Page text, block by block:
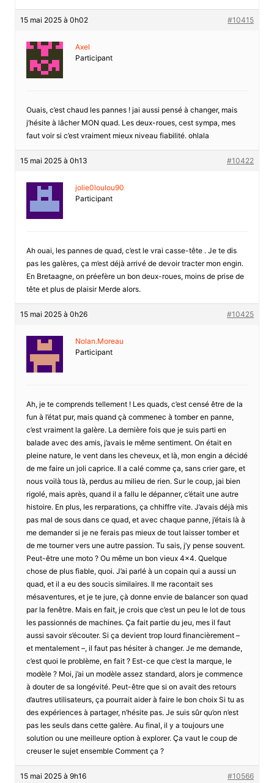
15 mai 2025 à 0h02 #10415
Axel
Participant
Ouais, c’est chaud les pannes ! jai aussi pensé à changer, mais
j’hésite à lâcher MON quad. Les deux-roues, cest sympa, mes
faut voir si c’est vraiment mieux niveau fiabilité. ohlala
15 mai 2025 à 0h13 #10422
jolie0loulou90
Participant
Ah ouai, les pannes de quad, c’est le vrai casse-tête . Je te dis
pas les galères, ça m’est déjà arrivé de devoir tracter mon engin.
En Bretaagne, on préefère un bon deux-roues, moins de prise de
tête et plus de plaisir Merde alors.
15 mai 2025 à 0h26 #10425
Nolan.Moreau
Participant
Ah, je te comprends tellement ! Les quads, c’est censé être de la
fun à l’état pur, mais quand çà commenec à tomber en panne,
c’est vraiment la galère. La dernière fois que je suis parti en
balade avec des amis, j’avais le même sentiment. On était en
pleine nature, le vent dans les cheveux, et là, mon engin a décidé
de me faire un joli caprice. Il a calé comme ça, sans crier gare, et
nous voilà tous là, perdus au milieu de rien. Sur le coup, jai bien
rigolé, mais après, quand il a fallu le dépanner, c’était une autre
histoire. En plus, les rerparations, ça chhiffre vite. J’avais déjà mis
pas mal de sous dans ce quad, et avec chaque panne, j’étais là à
me demander si je ne ferais pas mieux de tout laisser tomber et
de me tourner vers une autre passion. Tu sais, j’y pense souvent.
Peut-être une moto ? Ou même un bon vieux 4×4. Quelque
chose de plus fiable, quoi. J’ai parlé à un copain qui a aussi un
quad, et il a eu des soucis similaires. Il me racontait ses
mésaventures, et je te jure, çà donne envie de balancer son quad
par la fenêtre. Mais en fait, je crois que c’est un peu le lot de tous
les passionnés de machines. Ça fait partie du jeu, mes il faut
aussi savoir s’écouter. Si ça devient trop lourd financièrement –
et mentalement –, il faut pas hésiter à changer. Je me demande,
c’est quoi le problème, en fait ? Est-ce que c’est la marque, le
modèle ? Moi, j’ai un modèle assez standard, alors je commence
à douter de sa longévité. Peut-être que si on avait des retours
d’autres utilisateurs, ça pourrait aider à faire le bon choix Si tu as
des expériences à partager, n’hésite pas. Je suis sûr qu’on n’est
pas les seuls dans cette galère. Au final, il y a toujours une
solution ou une meilleure option à explorer. Ça vaut le coup de
creuser le sujet ensemble Comment ça ?
15 mai 2025 à 9h16 #10566